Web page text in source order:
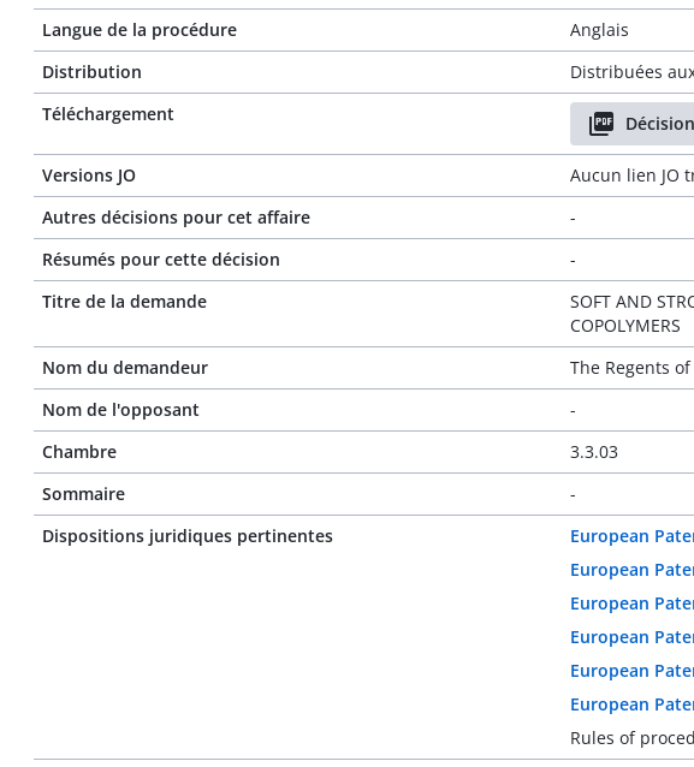
Langue de la procédure
Anglais
Distribution
Distribuées
Téléchargement
Versions JO
Aucun lien JO
Autres décisions pour cet affaire
-
Résumés pour cette décision
-
Titre de la demande
SOFT AND
COPOLYMERS
Nom du demandeur
The Regents
Nom de l'opposant
-
Chambre
3.3.03
Sommaire
-
Dispositions juridiques pertinentes
European
European
European
European
European
European
Rules of